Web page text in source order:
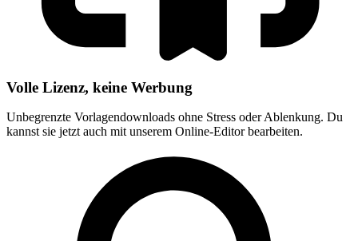
Volle Lizenz, keine Werbung
Unbegrenzte Vorlagendownloads ohne Stress oder Ablenkung. Du
kannst sie jetzt auch mit unserem Online-Editor bearbeiten.